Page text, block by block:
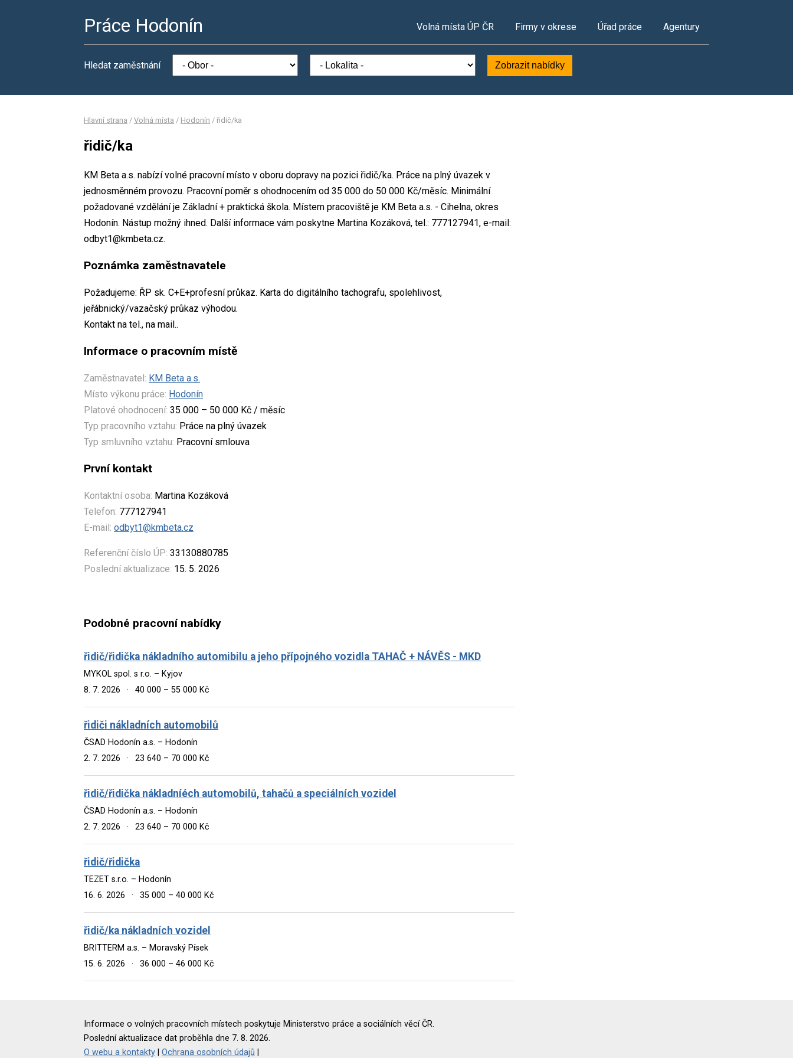
Práce Hodonín Volná místa ÚP ČR Firmy v okrese Úřad práce Agentury
Hledat zaměstnání Zobrazit nabídky
Hlavní strana / Volná místa / Hodonín / řidič/ka
řidič/ka
KM Beta a.s. nabízí volné pracovní místo v oboru dopravy na pozici řidič/ka. Práce na plný úvazek v
jednosměnném provozu. Pracovní poměr s ohodnocením od 35 000 do 50 000 Kč/měsíc. Minimální
požadované vzdělání je Základní + praktická škola. Místem pracoviště je KM Beta a.s. - Cihelna, okres
Hodonín. Nástup možný ihned. Další informace vám poskytne Martina Kozáková, tel.: 777127941, e-mail:
odbyt1@kmbeta.cz.
Poznámka zaměstnavatele
Požadujeme: ŘP sk. C+E+profesní průkaz. Karta do digitálního tachografu, spolehlivost,
jeřábnický/vazačský průkaz výhodou.
Kontakt na tel., na mail..
Informace o pracovním místě
Zaměstnavatel: KM Beta a.s.
Místo výkonu práce: Hodonín
Platové ohodnocení: 35 000 – 50 000 Kč / měsíc
Typ pracovního vztahu: Práce na plný úvazek
Typ smluvního vztahu: Pracovní smlouva
První kontakt
Kontaktní osoba: Martina Kozáková
Telefon: 777127941
E-mail: odbyt1@kmbeta.cz
Referenční číslo ÚP: 33130880785
Poslední aktualizace: 15. 5. 2026
Podobné pracovní nabídky
řidič/řidička nákladního automibilu a jeho přípojného vozidla TAHAČ + NÁVĚS - MKD
MYKOL spol. s r.o. – Kyjov
8. 7. 2026
· 40 000 – 55 000 Kč
řidiči nákladních automobilů
ČSAD Hodonín a.s. – Hodonín
2. 7. 2026
· 23 640 – 70 000 Kč
řidič/řidička nákladníéch automobilů, tahačů a speciálních vozidel
ČSAD Hodonín a.s. – Hodonín
2. 7. 2026
· 23 640 – 70 000 Kč
řidič/řidička
TEZET s.r.o. – Hodonín
16. 6. 2026
· 35 000 – 40 000 Kč
řidič/ka nákladních vozidel
BRITTERM a.s. – Moravský Písek
15. 6. 2026
· 36 000 – 46 000 Kč
Informace o volných pracovních místech poskytuje Ministerstvo práce a sociálních věcí ČR.
Poslední aktualizace dat proběhla dne 7. 8. 2026.
O webu a kontakty
Ochrana osobních údajů